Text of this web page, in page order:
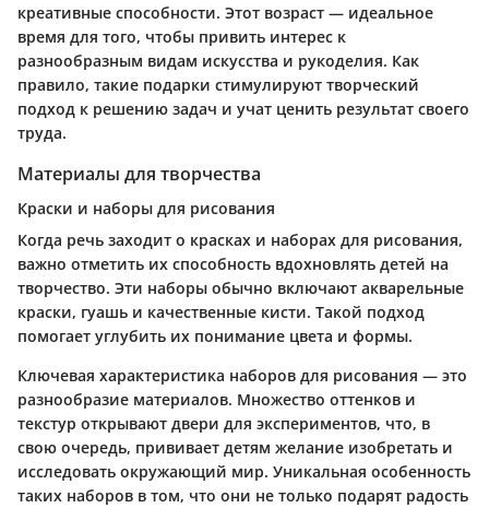
креативные способности. Этот возраст — идеальное
время для того, чтобы привить интерес к
разнообразным видам искусства и рукоделия. Как
правило, такие подарки стимулируют творческий
подход к решению задач и учат ценить результат своего
труда.
Материалы для творчества
Краски и наборы для рисования
Когда речь заходит о красках и наборах для рисования,
важно отметить их способность вдохновлять детей на
творчество. Эти наборы обычно включают акварельные
краски, гуашь и качественные кисти. Такой подход
помогает углубить их понимание цвета и формы.
Ключевая характеристика наборов для рисования — это
разнообразие материалов. Множество оттенков и
текстур открывают двери для экспериментов, что, в
свою очередь, прививает детям желание изобретать и
исследовать окружающий мир. Уникальная особенность
таких наборов в том, что они не только подарят радость